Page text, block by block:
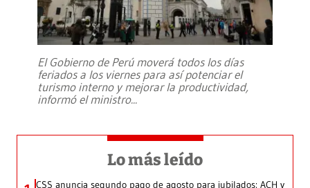
El Gobierno de Perú moverá todos los días
feriados a los viernes para así potenciar el
turismo interno y mejorar la productividad,
informó el ministro...
Lo más leído
CSS anuncia segundo pago de agosto para jubilados: ACH y